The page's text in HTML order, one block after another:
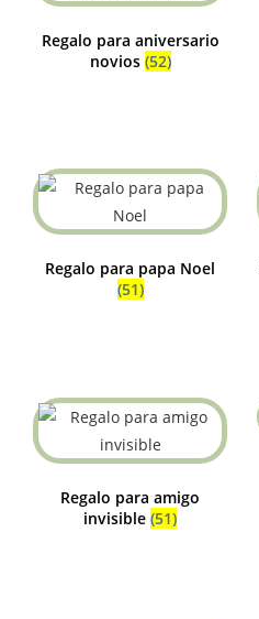
Regalo para aniversario
novios (52)
Regalo para papa Noel
(51)
Regalo para amigo
invisible (51)